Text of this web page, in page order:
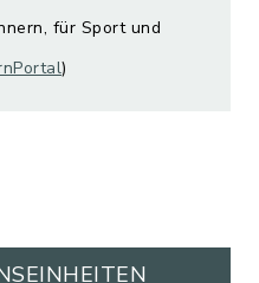
für Sport und
)